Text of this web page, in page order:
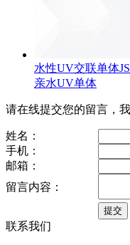
水性UV交联单体
亲水UV单体
请在线提交您的留言，
姓名：
手机：
邮箱：
留言内容：
联系我们